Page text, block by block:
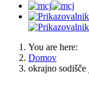
You are here:
Domov
okrajno sodišče